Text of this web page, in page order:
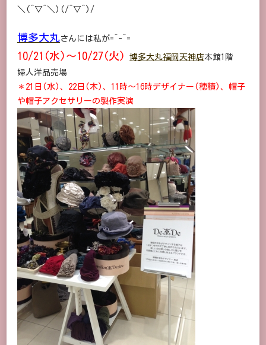
ン
3/
丸・
岡
伊
勢
丹・
小
田
急
田・
川
西
阪
急/DECORATION
DESIRE
に
＼(^▽^＼)(/^▽^)/
博多大丸さんには私が=^-^=
10/21(水)～10/27(火) 博多大丸福岡天神店本館1階
婦人洋品売場
＊21日(水)、22日(木)、11時～16時デザイナー(穂積)、帽子
や帽子アクセサリーの製作実演